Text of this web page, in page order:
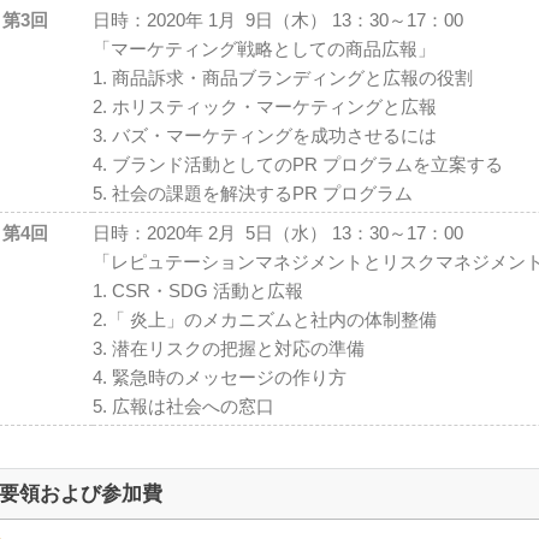
第3回
日時：2020年 1月 9日（木） 13：30～17：00
「マーケティング戦略としての商品広報」
1. 商品訴求・商品ブランディングと広報の役割
2. ホリスティック・マーケティングと広報
3. バズ・マーケティングを成功させるには
4. ブランド活動としてのPR プログラムを立案する
5. 社会の課題を解決するPR プログラム
第4回
日時：2020年 2月 5日（水） 13：30～17：00
「レピュテーションマネジメントとリスクマネジメン
1. CSR・SDG 活動と広報
2.「 炎上」のメカニズムと社内の体制整備
3. 潜在リスクの把握と対応の準備
4. 緊急時のメッセージの作り方
5. 広報は社会への窓口
領および参加費